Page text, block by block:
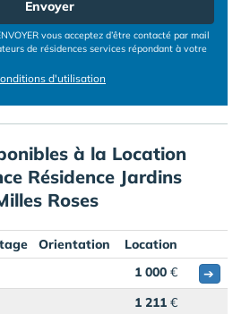
Envoyer
vous acceptez d’être contacté par mail
de résidences services répondant à votre
d'utilisation
à la Location
Résidence Jardins
Roses
Orientation
Location
1 000 €
➔
1 211 €